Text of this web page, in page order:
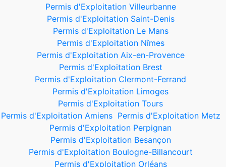
Permis d'Exploitation Villeurbanne
Permis d'Exploitation Saint-Denis
Permis d'Exploitation Le Mans
Permis d'Exploitation Nîmes
Permis d'Exploitation Aix-en-Provence
Permis d'Exploitation Brest
Permis d'Exploitation Clermont-Ferrand
Permis d'Exploitation Limoges
Permis d'Exploitation Tours
Permis d'Exploitation Amiens Permis d'Exploitation Metz
Permis d'Exploitation Perpignan
Permis d'Exploitation Besançon
Permis d'Exploitation Boulogne-Billancourt
Permis d'Exploitation Orléans